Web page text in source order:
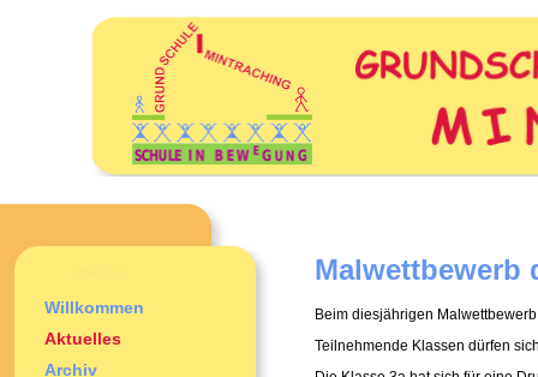
Willkommen
Aktuelles
Archiv
Malwettbewerb
Beim diesjährigen
Teilnehmende Klassen dürfen